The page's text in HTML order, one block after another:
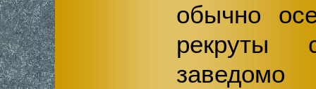
обычно
рекруты